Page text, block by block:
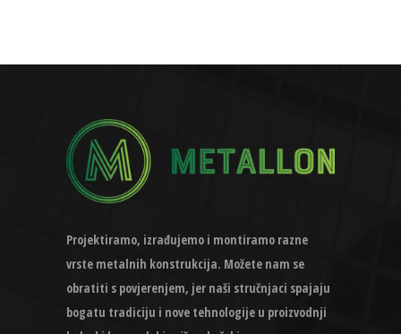
Projektiramo, izrađujemo i montiramo razne
vrste metalnih konstrukcija. Možete nam se
obratiti s povjerenjem, jer naši stručnjaci spajaju
bogatu tradiciju i nove tehnologije u proizvodnji